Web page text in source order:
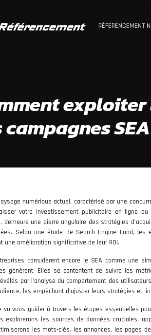
RÉFERENCEMENT
campagnes SEA
numérique actuel, caractérisé par une
votre investissement publicitaire en ligne
demeure une pierre angulaire des stratégies
Selon une étude de Search Engine Land, les
une amélioration significative de leur ROI.
considèrent encore le SEA comme une
génèrent. Elles se contentent de suivre les
par l’analyse du comportement des
les empêchant d’ajuster leurs stratégies et,
va vous guider à travers les étapes essentielles
explorerons les sources de données cruciales,
les mots-clés, les annonces, les pages